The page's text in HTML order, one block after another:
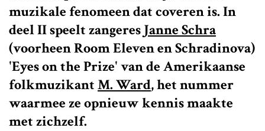
muzikale fenomeen dat coveren is. In
deel II speelt zangeresJanne Schra
(voorheen Room Eleven en Schradinova)
'Eyes on the Prize' van de Amerikaanse
folkmuzikantM. Ward, het nummer
waarmee ze opnieuw kennis maakte
met zichzelf.